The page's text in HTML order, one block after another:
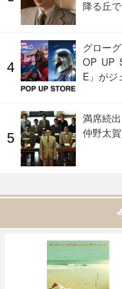
降る丘
グロー
OP UP
E」がジ
満席続
仲野太